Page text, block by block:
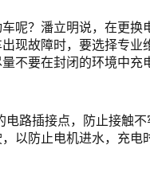
呢？潘立明说，在更换
现故障时，要选择专
不要在封闭的环境中充
电路插接点，防止接触
以防止电机进水，充